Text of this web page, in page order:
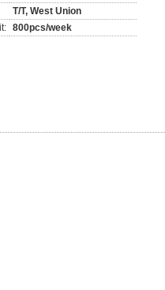
T/T, West Union
800pcs/week